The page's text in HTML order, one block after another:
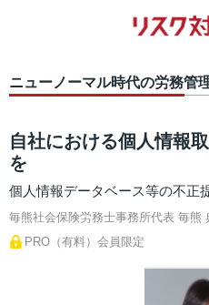
ニューノーマル時代の労務管
自社における個人情報
を
個人情報データベース等の不正
毎熊社会保険労務士事務所代表 毎熊
PRO（有料）会員限定